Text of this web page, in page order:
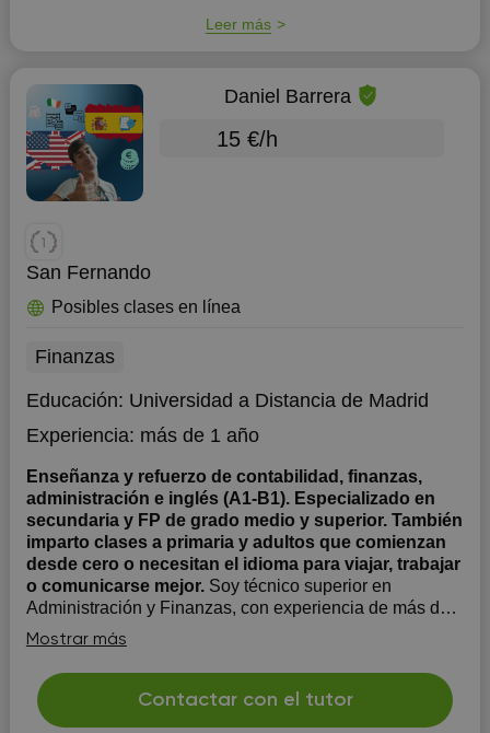
Leer más
Daniel Barrera
15 €/h
San Fernando
Posibles clases en línea
Finanzas
Educación: Universidad a Distancia de Madrid
Experiencia: más de 1 año
Enseñanza y refuerzo de contabilidad, finanzas,
administración e inglés (A1-B1). Especializado en
secundaria y FP de grado medio y superior. También
imparto clases a primaria y adultos que comienzan
desde cero o necesitan el idioma para viajar, trabajar
o comunicarse mejor. Soy técnico superior en
Administración y Finanzas, con experiencia de más de
un año y medio en áreas como contabilidad, fiscalidad,
recursos humanos, gestión logística y administración
empresarial o pública. Además, domino herramientas de
ofimática, mecanografía rápida, inteligencia artificial
aplic...
Mostrar más
Contactar con el tutor